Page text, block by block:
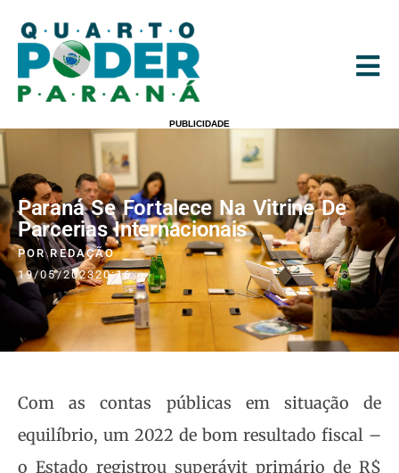
PUBLICIDADE
Paraná Se Fortalece Na Vitrine De
Parcerias Internacionais
PORREDAÇÃO
19/05/202320:16
Com as contas públicas em situação de
equilíbrio, um 2022 de bom resultado fiscal –
o Estado registrou superávit primário de R$